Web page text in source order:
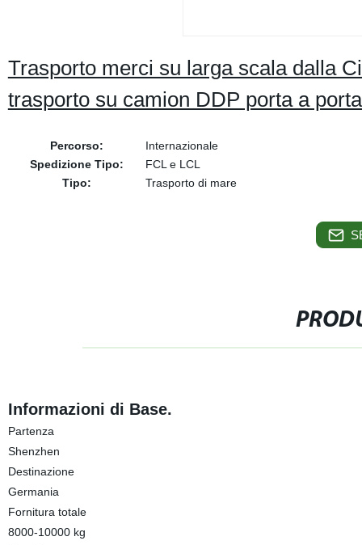
Trasporto merci su larga scala dalla
trasporto su camion DDP porta a
Percorso:
Internazionale
Spedizione Tipo:
FCL e LCL
Tipo:
Trasporto di mare
Informazioni di Base.
Partenza
Shenzhen
Destinazione
Germania
Fornitura totale
8000-10000 kg